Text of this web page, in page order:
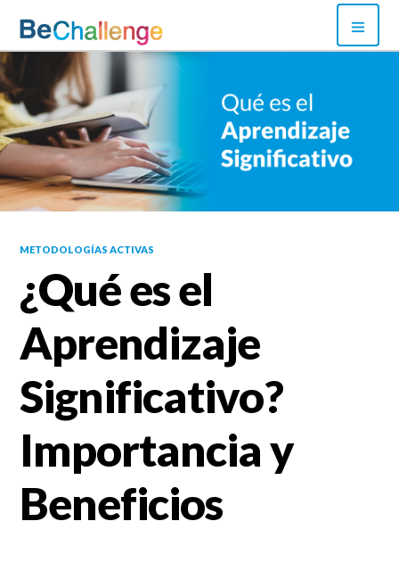
content
Bechallenge
METODOLOGÍAS ACTIVAS
¿Qué es el
Aprendizaje
Significativo?
Importancia y
Beneficios